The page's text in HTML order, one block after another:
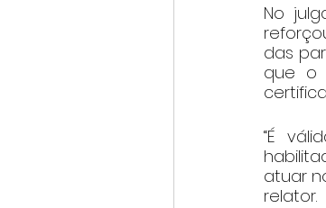
No
das
que o
“É
atuar
relator.